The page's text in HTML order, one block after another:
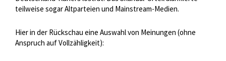
teilweise sogar Altparteien und Mainstream-Medien.
Hier in der Rückschau eine Auswahl von Meinungen (ohne
Anspruch auf Vollzähligkeit):